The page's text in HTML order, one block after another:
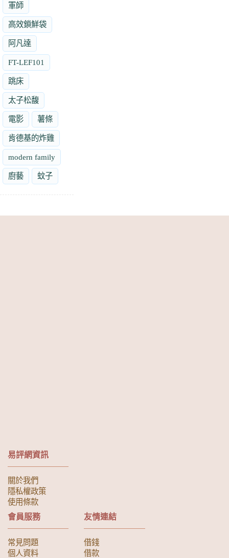
軍師
高效鎖鮮袋
阿凡達
FT-LEF101
跳床
太子松馥
電影 薯條
肯德基的炸雞
modern family
廚藝 蚊子
易評網資訊
關於我們
隱私權政策
使用條款
會員服務
常見問題
個人資料
友情連結
借錢
借款